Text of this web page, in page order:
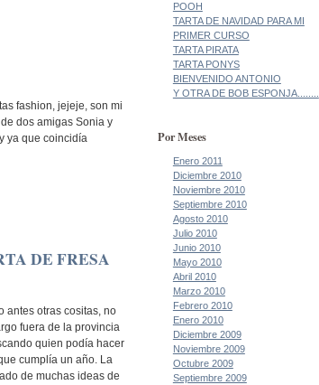
fashion, jejeje, son mi
dos amigas Sonia y
ya que coincidía
DE FRESA
antes otras cositas, no
fuera de la provincia
quien podía hacer
cumplía un año. La
de muchas ideas de
POOH
TARTA DE NAVIDAD PARA MI
PRIMER CURSO
TARTA PIRATA
TARTA PONYS
BIENVENIDO ANTONIO
Y OTRA DE BOB ESPONJA........
Por Meses
Enero 2011
Diciembre 2010
Noviembre 2010
Septiembre 2010
Agosto 2010
Julio 2010
Junio 2010
Mayo 2010
Abril 2010
Marzo 2010
Febrero 2010
Enero 2010
Diciembre 2009
Noviembre 2009
Octubre 2009
Septiembre 2009